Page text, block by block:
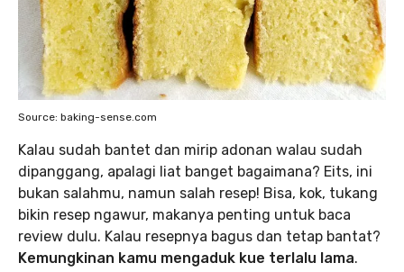
Source: baking-sense.com
Kalau sudah bantet dan mirip adonan walau sudah
dipanggang, apalagi liat banget bagaimana? Eits, ini
bukan salahmu, namun salah resep! Bisa, kok, tukang
bikin resep ngawur, makanya penting untuk baca
review dulu. Kalau resepnya bagus dan tetap bantat?
Kemungkinan kamu mengaduk kue terlalu lama.